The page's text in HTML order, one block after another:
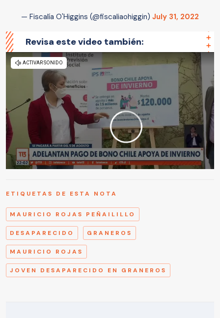
— Fiscalía O'Higgins (@fiscaliaohiggin) July 31, 2022
Revisa este video también:
ETIQUETAS DE ESTA NOTA
MAURICIO ROJAS PEÑAILILLO
DESAPARECIDO GRANEROS
MAURICIO ROJAS
JOVEN DESAPARECIDO EN GRANEROS